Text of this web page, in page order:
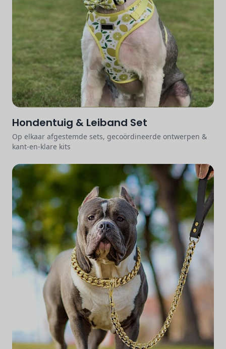
Hondentuig & Leiband Set
Op elkaar afgestemde sets, gecoördineerde ontwerpen &
kant-en-klare kits